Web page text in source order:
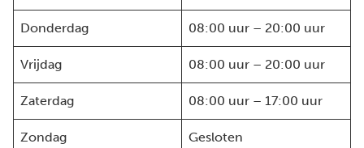
Donderdag 08:00 uur – 20:00 uur
Vrijdag 08:00 uur – 20:00 uur
Zaterdag 08:00 uur – 17:00 uur
Zondag Gesloten